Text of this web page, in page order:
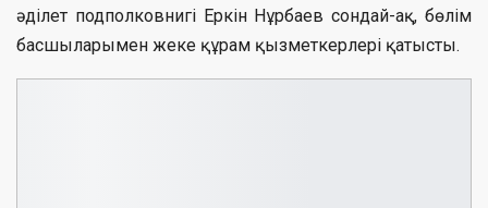
әділет подполковнигі Еркін Нұрбаев сондай-ақ, бөлім
басшыларымен жеке құрам қызметкерлері қатысты.